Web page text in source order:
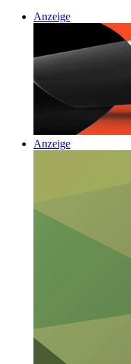
Anzeige
Anzeige